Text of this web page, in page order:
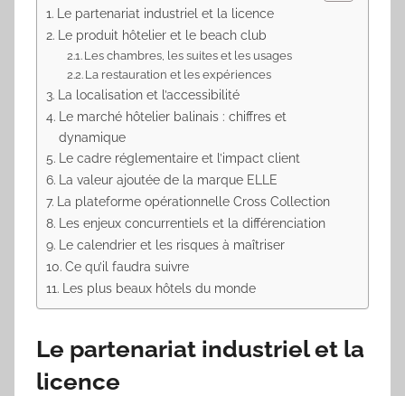
Le partenariat industriel et la licence
Le produit hôtelier et le beach club
Les chambres, les suites et les usages
La restauration et les expériences
La localisation et l’accessibilité
Le marché hôtelier balinais : chiffres et
dynamique
Le cadre réglementaire et l’impact client
La valeur ajoutée de la marque ELLE
La plateforme opérationnelle Cross Collection
Les enjeux concurrentiels et la différenciation
Le calendrier et les risques à maîtriser
Ce qu’il faudra suivre
Les plus beaux hôtels du monde
Le partenariat industriel et la
licence